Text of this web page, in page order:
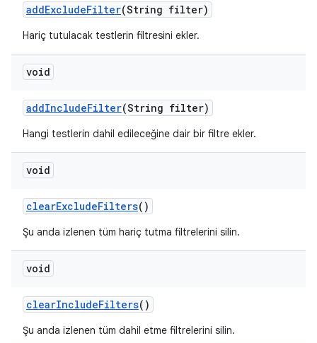
addExcludeFilter(String filter)
Hariç tutulacak testlerin filtresini ekler.
void
addIncludeFilter(String filter)
Hangi testlerin dahil edileceğine dair bir filtre ekler.
void
clearExcludeFilters()
Şu anda izlenen tüm hariç tutma filtrelerini silin.
void
clearIncludeFilters()
Şu anda izlenen tüm dahil etme filtrelerini silin.